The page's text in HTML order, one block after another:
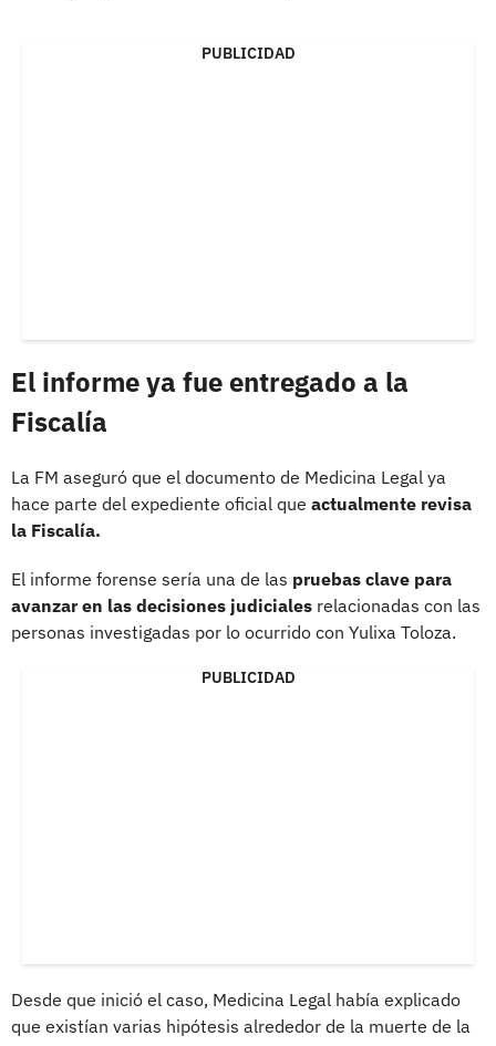
PUBLICIDAD
El informe ya fue entregado a la
Fiscalía
La FM aseguró que el documento de Medicina Legal ya
hace parte del expediente oficial que actualmente revisa
la Fiscalía.
El informe forense sería una de las pruebas clave para
avanzar en las decisiones judiciales relacionadas con las
personas investigadas por lo ocurrido con Yulixa Toloza.
PUBLICIDAD
Desde que inició el caso, Medicina Legal había explicado
que existían varias hipótesis alrededor de la muerte de la